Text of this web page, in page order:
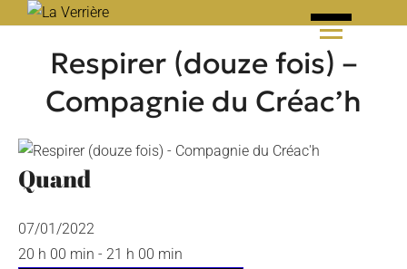
Respirer (douze fois) –
Compagnie du Créac’h
Quand
07/01/2022
20 h 00 min - 21 h 00 min